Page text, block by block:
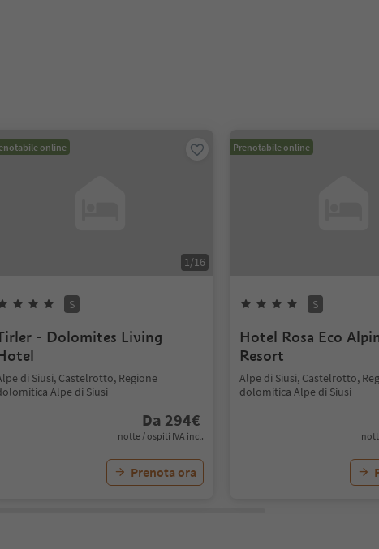
online
1/16
S
- Dolomites Living
di Siusi, Castelrotto, Regione
Alpe di Siusi
Da 294€
notte / ospiti IVA incl.
Prenota ora
Prenotabile online
S
Hotel Rosa Eco
Resort
Alpe di Siusi, Castelrotto,
dolomitica Alpe di Siusi